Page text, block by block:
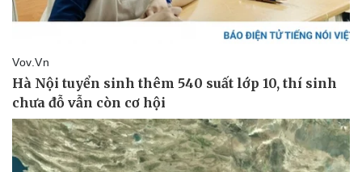
Pháp luật
Vụ án
Tin nóng
Tư vấn luật
Quân sự - Quốc phòng
Việt Nam
Phân tích